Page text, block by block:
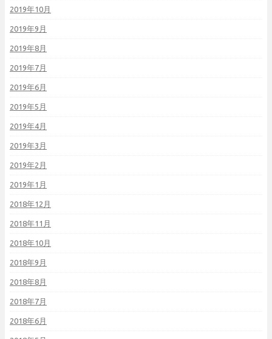
2019年10月
2019年9月
2019年8月
2019年7月
2019年6月
2019年5月
2019年4月
2019年3月
2019年2月
2019年1月
2018年12月
2018年11月
2018年10月
2018年9月
2018年8月
2018年7月
2018年6月